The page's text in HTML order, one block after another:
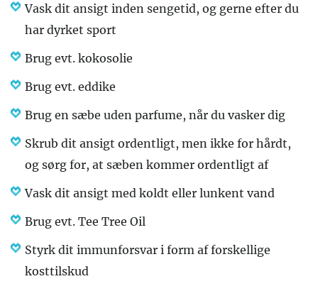
Vask dit ansigt inden sengetid, og gerne efter du
har dyrket sport
Brug evt. kokosolie
Brug evt. eddike
Brug en sæbe uden parfume, når du vasker dig
Skrub dit ansigt ordentligt, men ikke for hårdt,
og sørg for, at sæben kommer ordentligt af
Vask dit ansigt med koldt eller lunkent vand
Brug evt. Tee Tree Oil
Styrk dit immunforsvar i form af forskellige
kosttilskud